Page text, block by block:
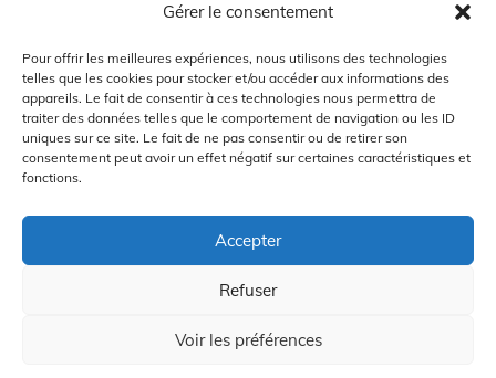
Gérer le consentement
Pour offrir les meilleures expériences, nous utilisons des technologies
telles que les cookies pour stocker et/ou accéder aux informations des
appareils. Le fait de consentir à ces technologies nous permettra de
traiter des données telles que le comportement de navigation ou les ID
uniques sur ce site. Le fait de ne pas consentir ou de retirer son
consentement peut avoir un effet négatif sur certaines caractéristiques et
fonctions.
Accepter
Refuser
Voir les préférences
À PROPOS DE NOUS
AVIS DE NON-RESPONSABILITÉ